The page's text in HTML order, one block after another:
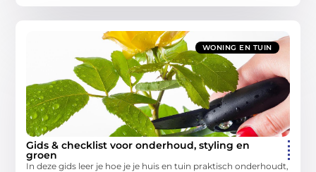
WONING EN TUIN
Gids & checklist voor onderhoud, styling en
groen
In deze gids leer je hoe je je huis en tuin praktisch onderhoudt,